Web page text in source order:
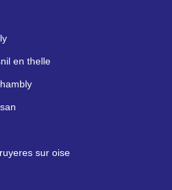
en thelle
sur oise